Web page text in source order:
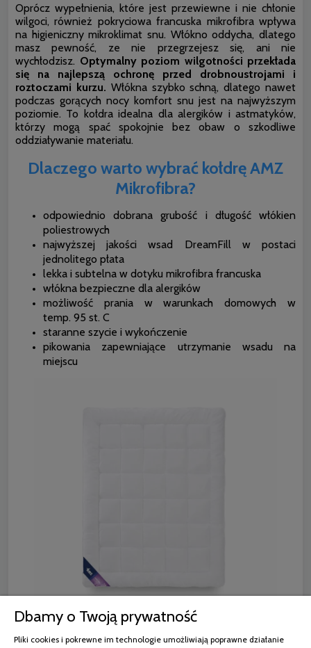
Oprócz wypełnienia, które jest przewiewne i nie chłonie
wilgoci, również pokryciowa francuska mikrofibra wpływa
na higieniczny mikroklimat snu. Włókno oddycha, dlatego
masz pewność, ze nie przegrzejesz się, ani nie
wychłodzisz. Optymalny poziom wilgotności przekłada
się na najlepszą ochronę przed drobnoustrojami i
roztoczami kurzu. Włókna szybko schną, dlatego nawet
podczas gorących nocy komfort snu jest na najwyższym
poziomie. To kołdra idealna dla alergików i astmatyków,
którzy mogą spać spokojnie bez obaw o szkodliwe
oddziaływanie materiału.
Dlaczego warto wybrać kołdrę AMZ
Mikrofibra?
odpowiednio dobrana grubość i długość włókien
poliestrowych
najwyższej jakości wsad DreamFill w postaci
jednolitego płata
lekka i subtelna w dotyku mikrofibra francuska
włókna bezpieczne dla alergików
możliwość prania w warunkach domowych w
temp. 95 st. C
staranne szycie i wykończenie
pikowania zapewniające utrzymanie wsadu na
miejscu
AMZ MIKROFIBRA kołdra
Dbamy o Twoją prywatność
Pliki cookies i pokrewne im technologie umożliwiają poprawne działanie